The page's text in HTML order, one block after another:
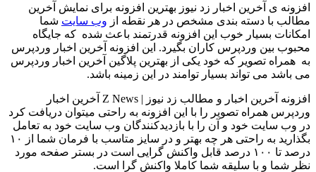
افزونه ی آخرین اخبار زد نیوز بهترین افزونه برای نمایش آخرین
مطالب با دسته بندی مشخص در هر نقطه از وب سایت شما
امکانات بسیار خوب این افزونه قدرتمند باعث شده که جایگاه
محبوب بین وردپرس کاران بگیرد. این افزونه آخرین اخبار وردپرس
به همراه تصویر که خود یکی از بهترین پلاگین آخرین اخبار وردپرس
می باشد می تواند بسیار توامند در این زمینه باشد.
افزونه آخرین اخبار و مطالب زد نیوز | Z News آخرین اخبار
وردپرس همراه تصویر را با این افزونه به راحتی میتوان دریافت کرد
در وب سایت خود و آن را با بازدیدکنندگان وب سایت خود به تعامل
بگذارید به راحتی هر چه بهتر و در سایز متاسب با فرمان شما از ۱۰
درصد تا ۱۰۰ درصد قابل واکنش گرایی است در بستر صفحه مورد
نظر شما و با سلیقه شما کاملا واکنش گرا است.